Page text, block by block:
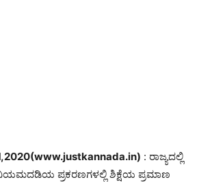
: ರಾಜ್ಯದಲ್ಲಿ
ಪ್ರಕರಣಗಳಲ್ಲಿ ಶಿಕ್ಷೆಯ ಪ್ರಮಾಣ